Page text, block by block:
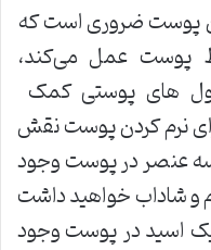
پوست ضروری است که
پوست عمل می‌کند،
های پوستی کمک
نرم کردن پوست نقش
عنصر در پوست وجود
و شاداب خواهید داشت
اسید در پوست وجود